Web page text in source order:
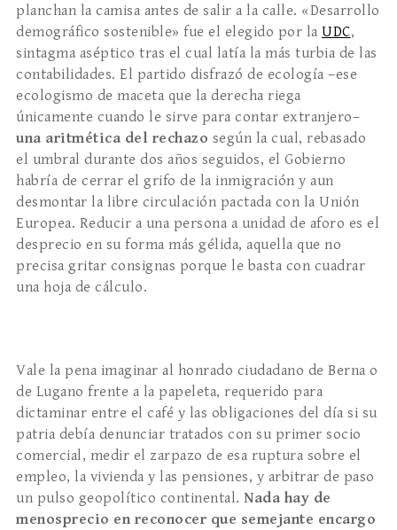
planchan la camisa antes de salir a la calle. «Desarrollo
demográfico sostenible» fue el elegido por la UDC,
sintagma aséptico tras el cual latía la más turbia de las
contabilidades. El partido disfrazó de ecología –ese
ecologismo de maceta que la derecha riega
únicamente cuando le sirve para contar extranjero–
una aritmética del rechazo según la cual, rebasado
el umbral durante dos años seguidos, el Gobierno
habría de cerrar el grifo de la inmigración y aun
desmontar la libre circulación pactada con la Unión
Europea. Reducir a una persona a unidad de aforo es el
desprecio en su forma más gélida, aquella que no
precisa gritar consignas porque le basta con cuadrar
una hoja de cálculo.
Vale la pena imaginar al honrado ciudadano de Berna o
de Lugano frente a la papeleta, requerido para
dictaminar entre el café y las obligaciones del día si su
patria debía denunciar tratados con su primer socio
comercial, medir el zarpazo de esa ruptura sobre el
empleo, la vivienda y las pensiones, y arbitrar de paso
un pulso geopolítico continental. Nada hay de
menosprecio en reconocer que semejante encargo